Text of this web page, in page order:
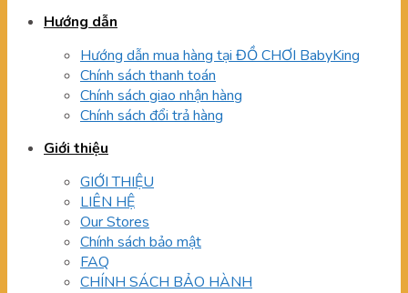
Hướng dẫn
Hướng dẫn mua hàng tại ĐỒ CHƠI BabyKing
Chính sách thanh toán
Chính sách giao nhận hàng
Chính sách đổi trả hàng
Giới thiệu
GIỚI THIỆU
LIÊN HỆ
Our Stores
Chính sách bảo mật
FAQ
CHÍNH SÁCH BẢO HÀNH